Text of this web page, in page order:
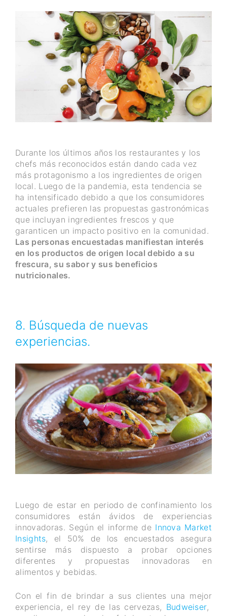
Durante los últimos años los restaurantes y los
chefs más reconocidos están dando cada vez
más protagonismo a los ingredientes de origen
local. Luego de la pandemia, esta tendencia se
ha intensificado debido a que los consumidores
actuales prefieren las propuestas gastronómicas
que incluyan ingredientes frescos y que
garanticen un impacto positivo en la comunidad.
Las personas encuestadas manifiestan interés
en los productos de origen local debido a su
frescura, su sabor y sus beneficios
nutricionales.
8. Búsqueda de nuevas
experiencias.
Luego de estar en periodo de confinamiento los
consumidores están ávidos de experiencias
innovadoras. Según el informe de Innova Market
Insights, el 50% de los encuestados asegura
sentirse más dispuesto a probar opciones
diferentes y propuestas innovadoras en
alimentos y bebidas.
Con el fin de brindar a sus clientes una mejor
experiencia, el rey de las cervezas, Budweiser,